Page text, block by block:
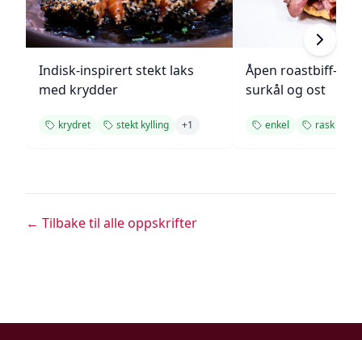
Indisk-inspirert stekt laks
med krydder
krydret stekt kylling +1
Åpen roastbiff-
surkål og ost
enkel rask
← Tilbake til alle oppskrifter